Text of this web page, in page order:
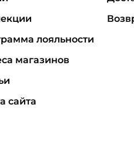
лояльности
магазинов
сайта